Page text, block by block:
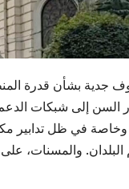
جائحة كوفيد-19 مخاوف جدية
السن إلى شبكات
في ظل تدابير
البلدان. والمسنات،